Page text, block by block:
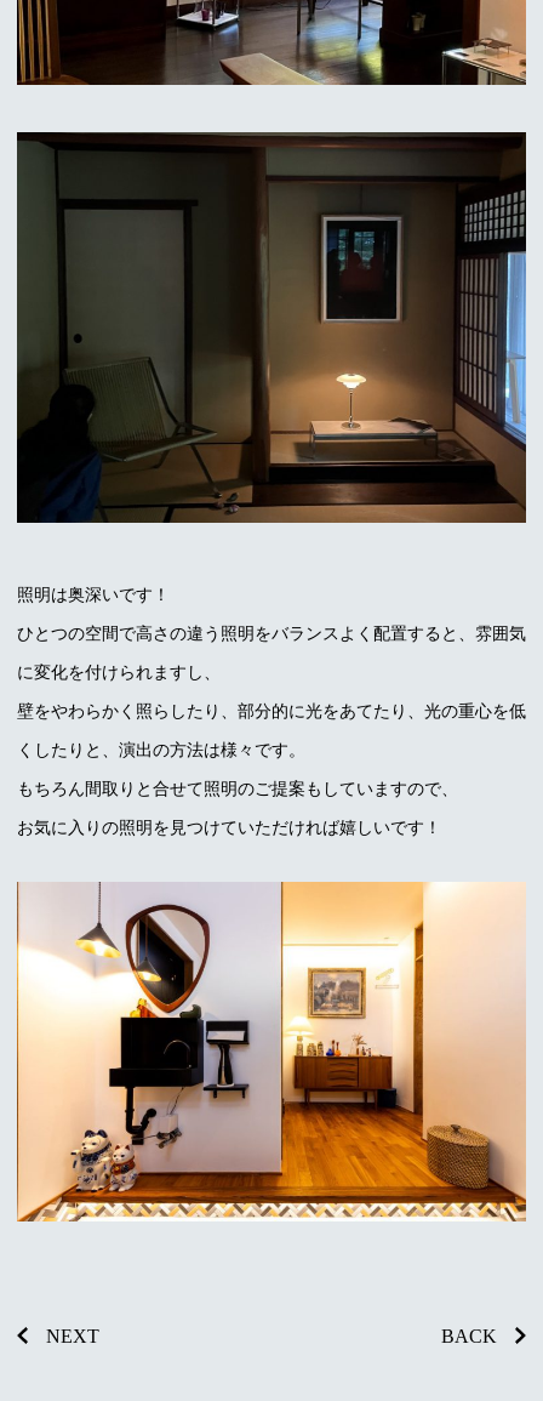
照明は奥深いです！
ひとつの空間で高さの違う照明をバランスよく配置すると、雰囲気
に変化を付けられますし、
壁をやわらかく照らしたり、部分的に光をあてたり、光の重心を低
くしたりと、演出の方法は様々です。
もちろん間取りと合せて照明のご提案もしていますので、
お気に入りの照明を見つけていただければ嬉しいです！
NEXT BACK